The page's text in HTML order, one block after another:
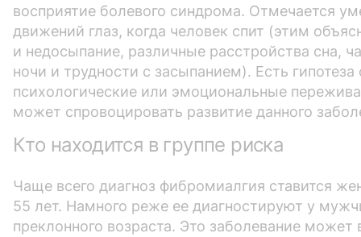
восприятие болевого синдрома. Отмечается
движений глаз, когда человек спит (этим
и недосыпание, различные расстройства сна,
ночи и трудности с засыпанием). Есть
психологические или эмоциональные
может спровоцировать развитие данного
Кто находится в группе риска
Чаще всего диагноз фибромиалгия ставится
55 лет. Намного реже ее диагностируют у
преклонного возраста. Это заболевание может